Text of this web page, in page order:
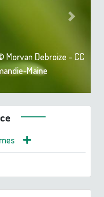
Debroize - CC
Maine
Next